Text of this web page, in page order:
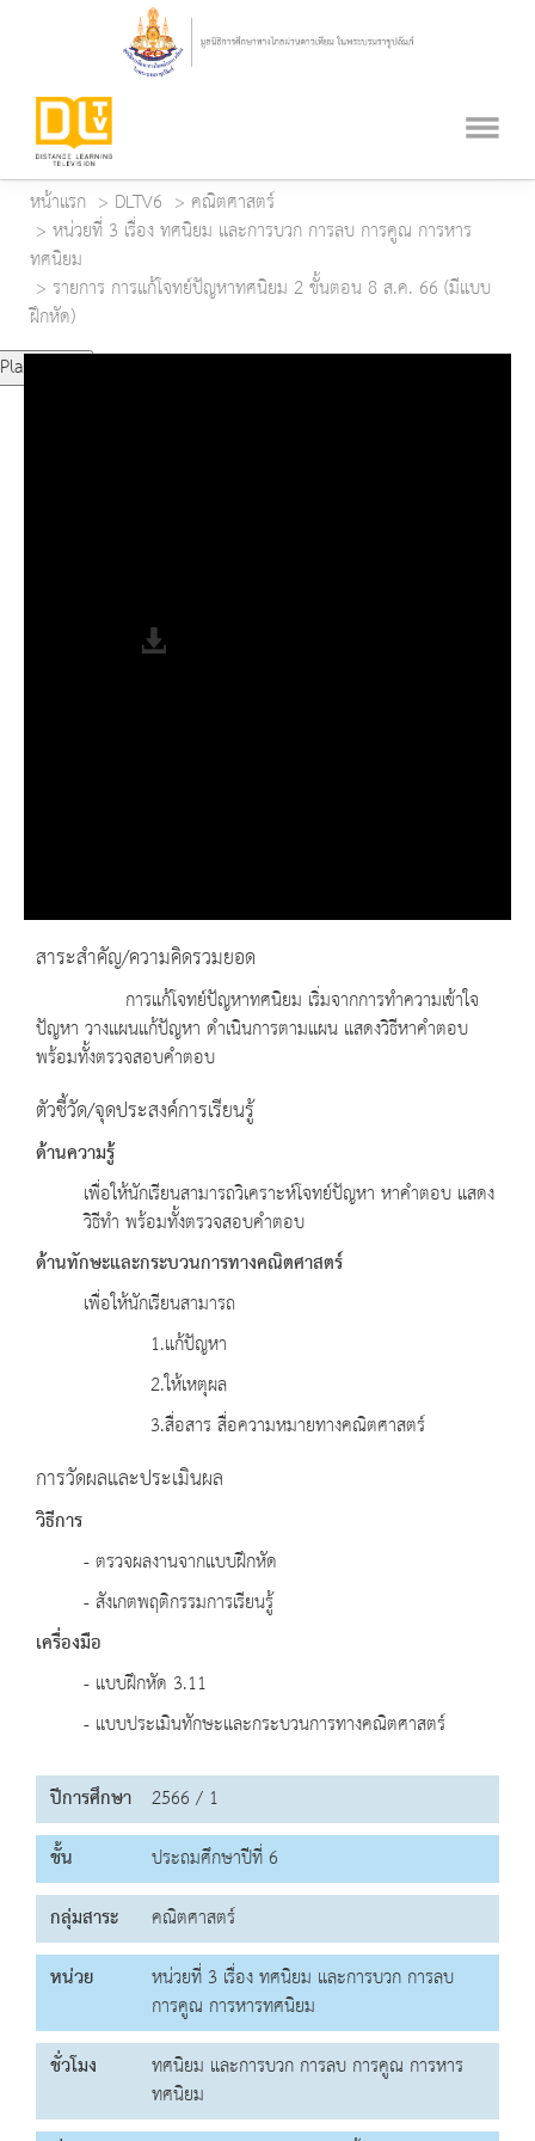
หน้าแรก DLTV6
คณิตศาสตร์
หน่วยที่ 3 เรื่อง ทศนิยม และการบวก การลบ การคูณ การหาร
ทศนิยม
รายการ การแก้โจทย์ปัญหาทศนิยม 2 ขั้นตอน 8 ส.ค. 66 (มีแบบ
ฝึกหัด)
Play Video
สาระสำคัญ/ความคิดรวมยอด
การแก้โจทย์ปัญหาทศนิยม เริ่มจากการทำความเข้าใจ
ปัญหา วางแผนแก้ปัญหา ดำเนินการตามแผน แสดงวิธีหาคำตอบ
พร้อมทั้งตรวจสอบคำตอบ
ตัวชี้วัด/จุดประสงค์การเรียนรู้
ด้านความรู้
เพื่อให้นักเรียนสามารถวิเคราะห์โจทย์ปัญหา หาคำตอบ แสดง
วิธีทำ พร้อมทั้งตรวจสอบคำตอบ
ด้านทักษะและกระบวนการทางคณิตศาสตร์
เพื่อให้นักเรียนสามารถ
1.แก้ปัญหา
2.ให้เหตุผล
3.สื่อสาร สื่อความหมายทางคณิตศาสตร์
การวัดผลและประเมินผล
วิธีการ
- ตรวจผลงานจากแบบฝึกหัด
- สังเกตพฤติกรรมการเรียนรู้
เครื่องมือ
- แบบฝึกหัด 3.11
- แบบประเมินทักษะและกระบวนการทางคณิตศาสตร์
ปีการศึกษา 2566 / 1
ชั้น
ประถมศึกษาปีที่ 6
กลุ่มสาระ
คณิตศาสตร์
หน่วย
หน่วยที่ 3 เรื่อง ทศนิยม และการบวก การลบ
การคูณ การหารทศนิยม
ชั่วโมง
ทศนิยม และการบวก การลบ การคูณ การหาร
ทศนิยม